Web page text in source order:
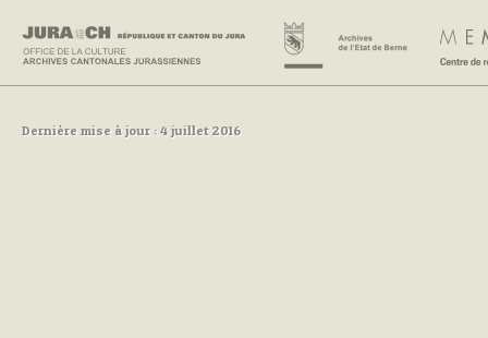
Dernière mise à jour : 4 juillet 2016